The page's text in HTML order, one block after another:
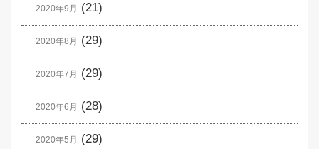
2020年9月 (21)
2020年8月 (29)
2020年7月 (29)
2020年6月 (28)
2020年5月 (29)